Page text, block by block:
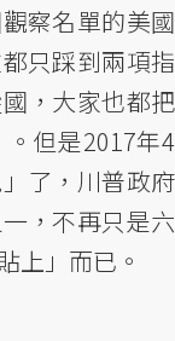
察名單的美國
只踩到兩項指
，大家也都把
但是2017年4
了，川普政府
，不再只是六
上」而已。